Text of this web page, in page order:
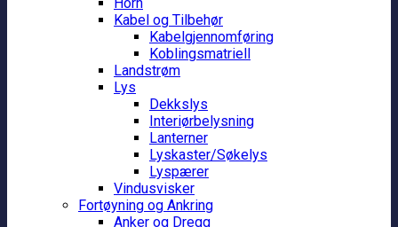
Kabel og Tilbehør
Kabelgjennomføring
Koblingsmatriell
Landstrøm
Lys
Dekkslys
Interiørbelysning
Lanterner
Lyskaster/Søkelys
Lyspærer
Vindusvisker
Fortøyning og Ankring
Anker og Dregg